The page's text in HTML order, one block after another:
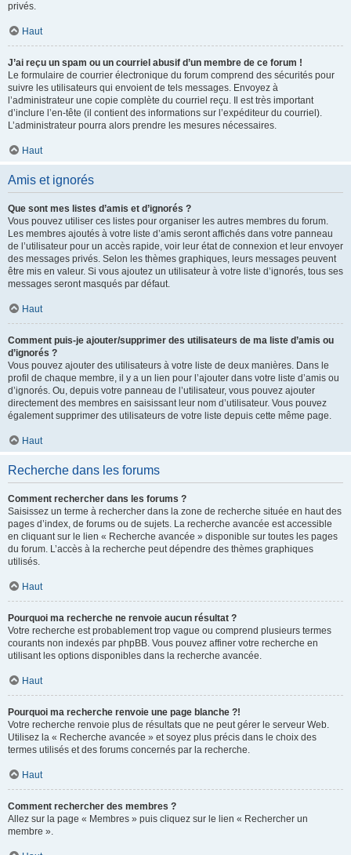
privés.
Haut
J’ai reçu un spam ou un courriel abusif d’un membre de ce forum !
Le formulaire de courrier électronique du forum comprend des sécurités pour
suivre les utilisateurs qui envoient de tels messages. Envoyez à
l’administrateur une copie complète du courriel reçu. Il est très important
d’inclure l’en-tête (il contient des informations sur l’expéditeur du courriel).
L’administrateur pourra alors prendre les mesures nécessaires.
Haut
Amis et ignorés
Que sont mes listes d’amis et d’ignorés ?
Vous pouvez utiliser ces listes pour organiser les autres membres du forum.
Les membres ajoutés à votre liste d’amis seront affichés dans votre panneau
de l’utilisateur pour un accès rapide, voir leur état de connexion et leur envoyer
des messages privés. Selon les thèmes graphiques, leurs messages peuvent
être mis en valeur. Si vous ajoutez un utilisateur à votre liste d’ignorés, tous ses
messages seront masqués par défaut.
Haut
Comment puis-je ajouter/supprimer des utilisateurs de ma liste d’amis ou
d’ignorés ?
Vous pouvez ajouter des utilisateurs à votre liste de deux manières. Dans le
profil de chaque membre, il y a un lien pour l’ajouter dans votre liste d’amis ou
d’ignorés. Ou, depuis votre panneau de l’utilisateur, vous pouvez ajouter
directement des membres en saisissant leur nom d’utilisateur. Vous pouvez
également supprimer des utilisateurs de votre liste depuis cette même page.
Haut
Recherche dans les forums
Comment rechercher dans les forums ?
Saisissez un terme à rechercher dans la zone de recherche située en haut des
pages d’index, de forums ou de sujets. La recherche avancée est accessible
en cliquant sur le lien « Recherche avancée » disponible sur toutes les pages
du forum. L’accès à la recherche peut dépendre des thèmes graphiques
utilisés.
Haut
Pourquoi ma recherche ne renvoie aucun résultat ?
Votre recherche est probablement trop vague ou comprend plusieurs termes
courants non indexés par phpBB. Vous pouvez affiner votre recherche en
utilisant les options disponibles dans la recherche avancée.
Haut
Pourquoi ma recherche renvoie une page blanche ?!
Votre recherche renvoie plus de résultats que ne peut gérer le serveur Web.
Utilisez la « Recherche avancée » et soyez plus précis dans le choix des
termes utilisés et des forums concernés par la recherche.
Haut
Comment rechercher des membres ?
Allez sur la page « Membres » puis cliquez sur le lien « Rechercher un
membre ».